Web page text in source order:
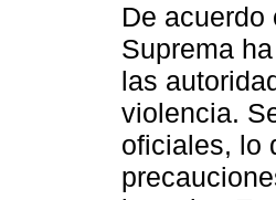
De acuerdo
Suprema
las
violencia.
oficiales, lo